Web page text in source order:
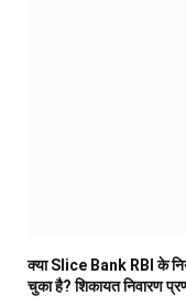
क्या Slice Bank RBI के
चुका है? शिकायत निवारण